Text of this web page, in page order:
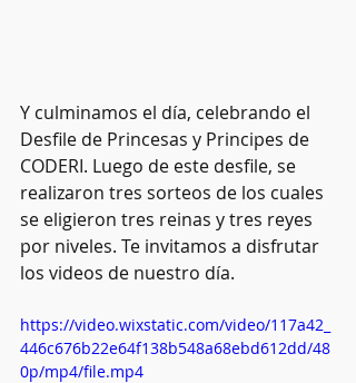
Y culminamos el día, celebrando el
Desfile de Princesas y Principes de
CODERI. Luego de este desfile, se
realizaron tres sorteos de los cuales
se eligieron tres reinas y tres reyes
por niveles. Te invitamos a disfrutar
los videos de nuestro día.
https://video.wixstatic.com/video/117a42_
446c676b22e64f138b548a68ebd612dd/48
0p/mp4/file.mp4